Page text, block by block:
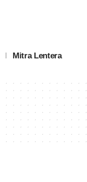
Mitra Lentera